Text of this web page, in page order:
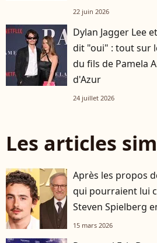
22 juin 2026
Dylan Jagger Lee
dit "oui" : tout sur
du fils de Pamela
d'Azur
24 juillet 2026
Les articles
Après les propos
qui pourraient lui
Steven Spielberg
15 mars 2026